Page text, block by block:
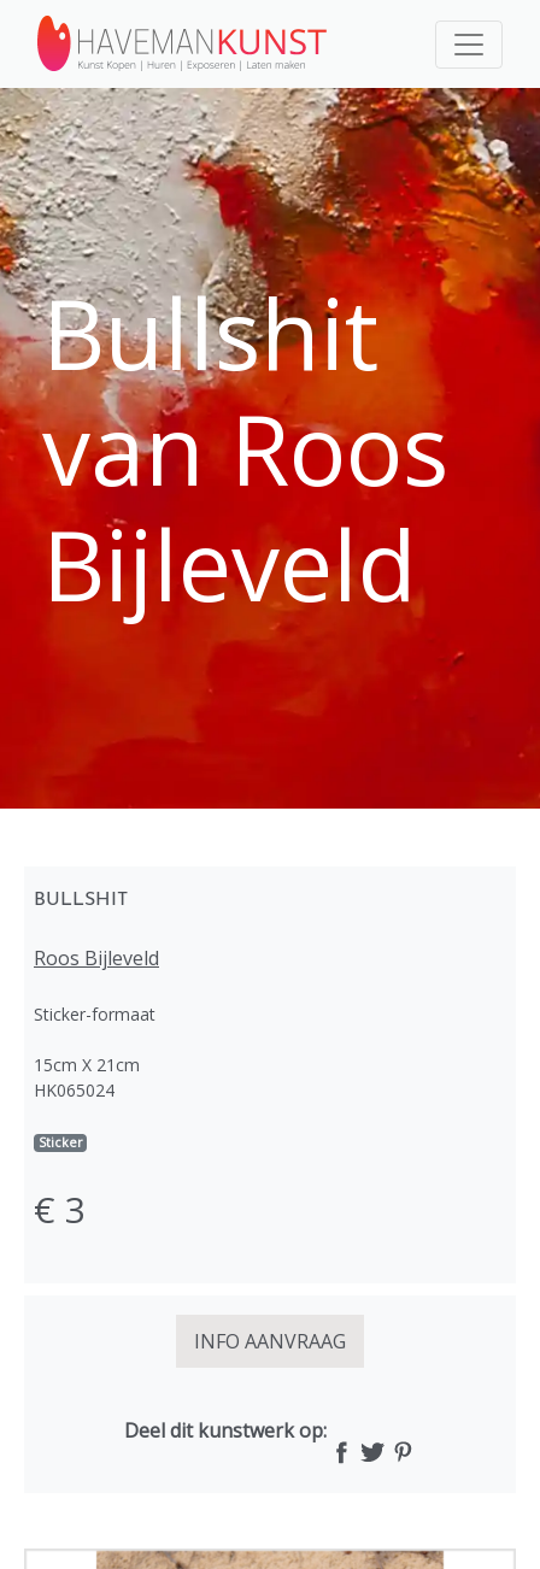
Bullshit
van Roos
Bijleveld
BULLSHIT
Roos Bijleveld
Sticker-formaat
15cm X 21cm
HK065024
Sticker
€ 3
INFO AANVRAAG
Deel dit kunstwerk op: